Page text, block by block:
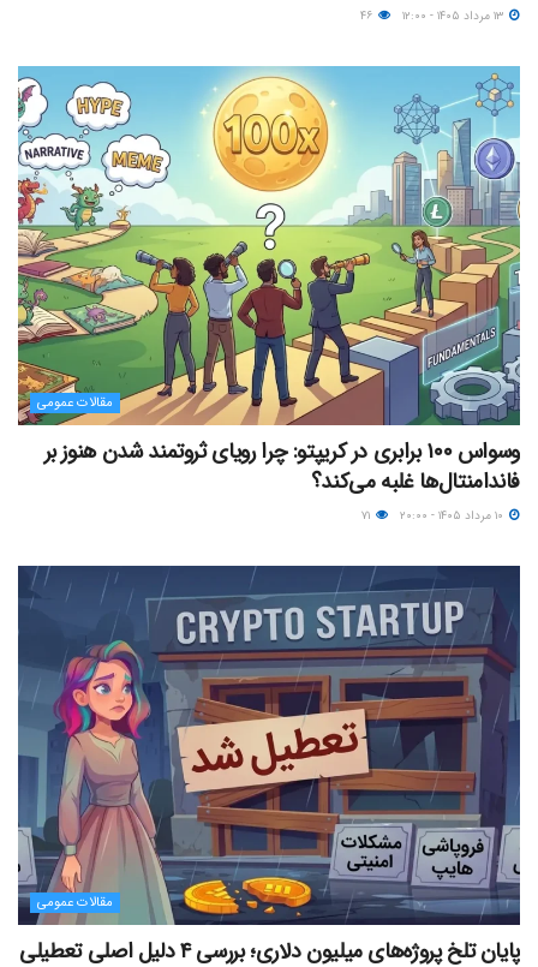
مقالات عمومی
وسواس ۱۰۰ برابری در کریپتو: چرا رویای ثروتمند شدن هنوز بر
فاندامنتال‌ها غلبه می‌کند؟
مقالات عمومی
پایان تلخ پروژه‌های میلیون دلاری؛ بررسی ۴ دلیل اصلی تعطیلی